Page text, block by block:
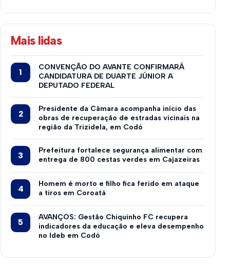
Mais lidas
CONVENÇÃO DO AVANTE CONFIRMARÁ
CANDIDATURA DE DUARTE JÚNIOR A
DEPUTADO FEDERAL
Presidente da Câmara acompanha início das
obras de recuperação de estradas vicinais na
região da Trizidela, em Codó
Prefeitura fortalece segurança alimentar com
entrega de 800 cestas verdes em Cajazeiras
Homem é morto e filho fica ferido em ataque
a tiros em Coroatá
AVANÇOS: Gestão Chiquinho FC recupera
indicadores da educação e eleva desempenho
no Ideb em Codó